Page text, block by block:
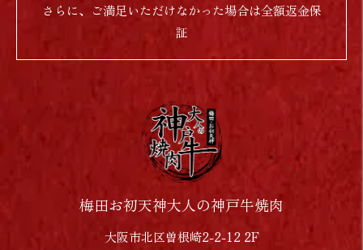
さらに、ご満足いただけなかった場合は全額返金保
証
梅田お初天神大人の神戸牛焼肉
大阪市北区曽根崎2-2-12 2F